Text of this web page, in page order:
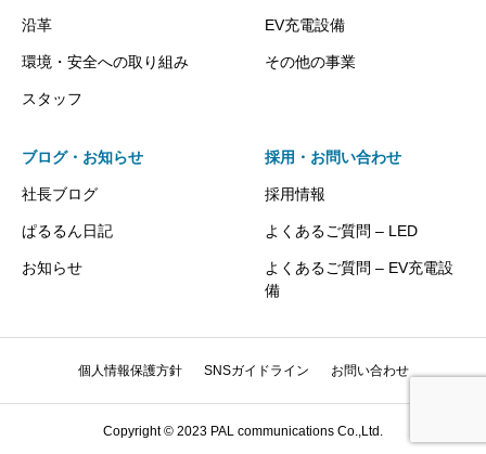
沿革
環境・安全への取り組み
スタッフ
EV充電設備
その他の事業
ブログ・お知らせ
社長ブログ
ぱるるん日記
お知らせ
採用・お問い合わせ
採用情報
よくあるご質問 – LED
よくあるご質問 – EV充電設
備
個人情報保護方針 SNSガイドライン お問い合わせ
Copyright © 2023 PAL communications Co.,Ltd.